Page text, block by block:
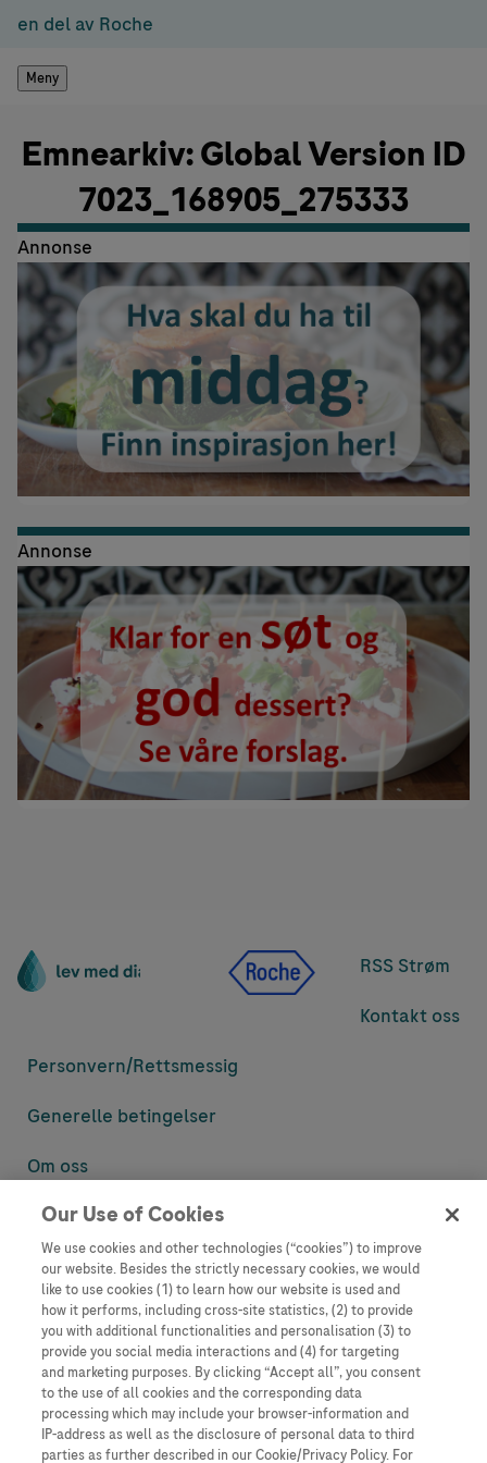
en del av Roche
Meny
Emnearkiv: Global Version ID
7023_168905_275333
Annonse
Annonse
RSS Strøm
Kontakt oss
Personvern/Rettsmessig
Generelle betingelser
Om oss
Denne nettsiden inneholder informasjon som er målsatt til en stor
informasjon som ellers ikke er tilgjengelig eller gyldig i ditt land.
Vennligst vær oppmerksom på at vi ikke tar noe ansvar for tilgang til
informasjon som muligens ikke er i samsvar med noen gyldig juridisk
prosess, regulering, registrering eller bruk i bostedslandet ditt.
Roche har ikke alltid mulighet til å kvalitetssikre andres innlegg, men
vil fjerne villedende eller upassende innlegg så langt det lar seg gjøre.
Vi har ikke ansvar for innhold på eksterne nettsider som det lenkes til.
Kopiering av materiale fra dette nettstedet for bruk annet sted er ikke
tillatt uten avtale. Nettstedet selger plass til annonsører, og slikt
Our Use of Cookies
We use cookies and other technologies (“cookies”) to improve
our website. Besides the strictly necessary cookies, we would
like to use cookies (1) to learn how our website is used and
how it performs, including cross-site statistics, (2) to provide
you with additional functionalities and personalisation (3) to
provide you social media interactions and (4) for targeting
and marketing purposes. By clicking “Accept all”, you consent
to the use of all cookies and the corresponding data
processing which may include your browser-information and
IP-address as well as the disclosure of personal data to third
parties as further described in our Cookie/Privacy Policy. For